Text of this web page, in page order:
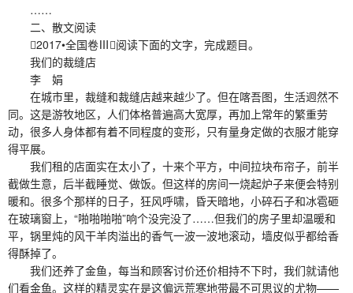
……
二、散文阅读
2017•全国卷Ⅲ阅读下面的文字，完成题目。
我们的裁缝店
李 娟
在城市里，裁缝和裁缝店越来越少了。但在喀吾图，生活迥然不
同。这是游牧地区，人们体格普遍高大宽厚，再加上常年的繁重劳
动，很多人身体都有着不同程度的变形，只有量身定做的衣服才能穿
得平展。
我们租的店面实在太小了，十来个平方，中间拉块布帘子，前半
截做生意，后半截睡觉、做饭。但这样的房间一烧起炉子来便会特别
暖和。很多个那样的日子，狂风呼啸，昏天暗地，小碎石子和冰雹砸
在玻璃窗上，“啪啪啪啪”响个没完没了……但我们的房子里却温暖和
平，锅里炖的风干羊肉溢出的香气一波一波地滚动，墙皮似乎都给香
得酥掉了。
我们还养了金鱼，每当和顾客讨价还价相持不下时，我们就请他
们看金鱼。这样的精灵实在是这偏远荒寒地带最不可思议的尤物——